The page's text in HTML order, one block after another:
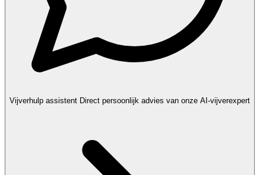
Vijverhulp assistent Direct persoonlijk advies van onze AI-vijverexpert